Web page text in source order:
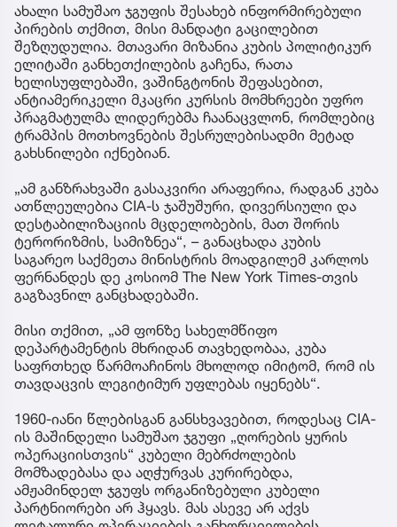
ახალი სამუშაო ჯგუფის შესახებ ინფორმირებული
პირების თქმით, მისი მანდატი გაცილებით
შეზღუდულია. მთავარი მიზანია კუბის პოლიტიკურ
ელიტაში განხეთქილების გაჩენა, რათა
ხელისუფლებაში, ვაშინგტონის შეფასებით,
ანტიამერიკელი მკაცრი კურსის მომხრეები უფრო
პრაგმატულმა ლიდერებმა ჩაანაცვლონ, რომლებიც
ტრამპის მოთხოვნების შესრულებისადმი მეტად
გახსნილები იქნებიან.
„ამ განზრახვაში გასაკვირი არაფერია, რადგან კუბა
ათწლეულებია CIA-ს ჯაშუშური, დივერსიული და
დესტაბილიზაციის მცდელობების, მათ შორის
ტერორიზმის, სამიზნეა“, – განაცხადა კუბის
საგარეო საქმეთა მინისტრის მოადგილემ კარლოს
ფერნანდეს დე კოსიომ The New York Times-თვის
გაგზავნილ განცხადებაში.
მისი თქმით, „ამ ფონზე სახელმწიფო
დეპარტამენტის მხრიდან თავხედობაა, კუბა
საფრთხედ წარმოაჩინოს მხოლოდ იმიტომ, რომ ის
თავდაცვის ლეგიტიმურ უფლებას იყენებს“.
1960-იანი წლებისგან განსხვავებით, როდესაც CIA-
ის მაშინდელი სამუშაო ჯგუფი „ღორების ყურის
ოპერაციისთვის“ კუბელი მებრძოლების
მომზადებასა და აღჭურვას კურირებდა,
ამჟამინდელ ჯგუფს ორგანიზებული კუბელი
პარტნიორები არ ჰყავს. მას ასევე არ აქვს